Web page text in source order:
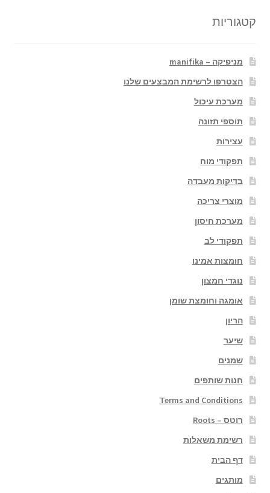
קטגוריות
מניפיקה – manifika
הצטרפו לרשימת המבצעים שלנו
מערכת עיכול
תוספי תזונה
עצירות
תפקודי מוח
בדיקות מעבדה
מוצרי צריכה
מערכת חיסון
תפקודי לב
חומצות אמינו
נוגדי חמצון
אומגה וחומצת שומן
הריון
שיער
שמנים
חנות שותפים
Terms and Conditions
רוטס – Roots
רשימת משאלות
דף הבית
מותגים